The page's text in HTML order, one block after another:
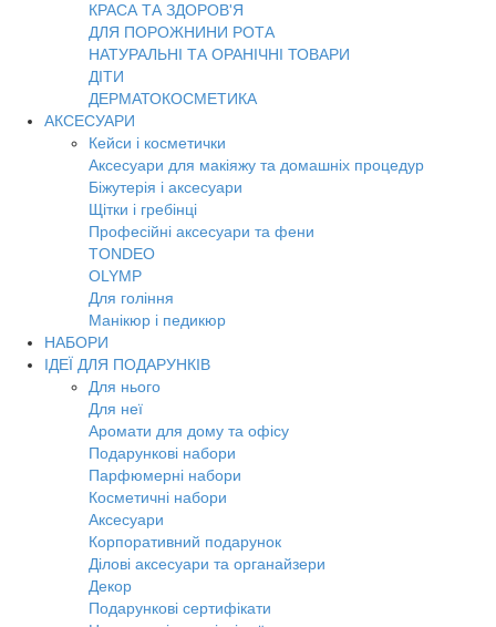
КРАСА ТА ЗДОРОВ'Я
ДЛЯ ПОРОЖНИНИ РОТА
НАТУРАЛЬНІ ТА ОРАНІЧНІ ТОВАРИ
ДІТИ
ДЕРМАТОКОСМЕТИКА
АКСЕСУАРИ
Кейси і косметички
Аксесуари для макіяжу та домашніх процедур
Біжутерія і аксесуари
Щітки і гребінці
Професійні аксесуари та фени
TONDEO
OLYMP
Для гоління
Манікюр і педикюр
НАБОРИ
ІДЕЇ ДЛЯ ПОДАРУНКІВ
Для нього
Для неї
Аромати для дому та офісу
Подарункові набори
Парфюмерні набори
Косметичні набори
Аксесуари
Корпоративний подарунок
Ділові аксесуари та органайзери
Декор
Подарункові сертифікати